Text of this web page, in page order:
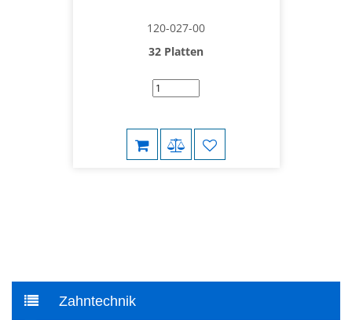
120-027-00
32 Platten
Zahntechnik